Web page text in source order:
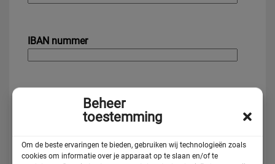
Beheer
toestemming
Om de beste ervaringen te bieden, gebruiken wij technologieën zoals
cookies om informatie over je apparaat op te slaan en/of te
IBAN nummer
Opmerkingen: